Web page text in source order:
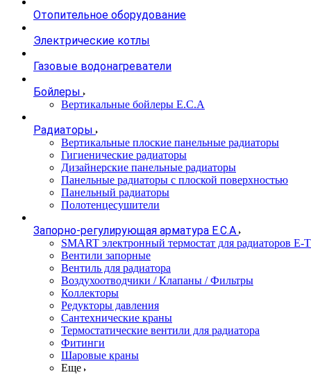
Отопительное оборудование
Электрические котлы
Газовые водонагреватели
Бойлеры
Вертикальные бойлеры E.C.A
Радиаторы
Вертикальные плоские панельные радиаторы
Гигиенические радиаторы
Дизайнерские панельные радиаторы
Панельные радиаторы с плоской поверхностью
Панельный радиаторы
Полотенцесушители
Запорно-регулирующая арматура E.C.A
SMART электронный термостат для радиаторов E-
Вентили запорные
Вентиль для радиатора
Воздухоотводчики / Клапаны / Фильтры
Коллекторы
Редукторы давления
Сантехнические краны
Термостатические вентили для радиатора
Фитинги
Шаровые краны
Еще